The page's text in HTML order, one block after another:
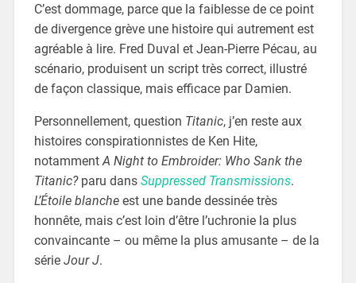
C’est dommage, parce que la faiblesse de ce point
de divergence grève une histoire qui autrement est
agréable à lire. Fred Duval et Jean-Pierre Pécau, au
scénario, produisent un script très correct, illustré
de façon classique, mais efficace par Damien.
Personnellement, question Titanic, j’en reste aux
histoires conspirationnistes de Ken Hite,
notamment A Night to Embroider: Who Sank the
Titanic?paru dans Suppressed Transmissions.
L’Étoile blancheest une bande dessinée très
honnête, mais c’est loin d’être l’uchronie la plus
convaincante – ou même la plus amusante – de la
série Jour J.